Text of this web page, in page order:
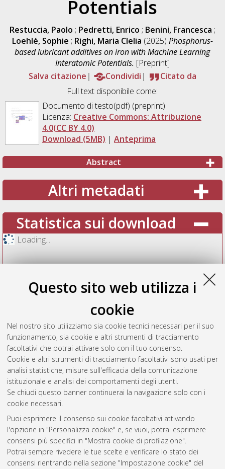
Questo sito web utilizza i
cookie
Nel nostro sito utilizziamo sia cookie tecnici necessari per il suo
funzionamento, sia cookie e altri strumenti di tracciamento
facoltativi che potrai attivare solo con il tuo consenso.
Cookie e altri strumenti di tracciamento facoltativi sono usati per
analisi statistiche, misure sull'efficacia della comunicazione
istituzionale e analisi dei comportamenti degli utenti.
Se chiudi questo banner continuerai la navigazione solo con i
cookie necessari.
Puoi esprimere il consenso sui cookie facoltativi attivando
l'opzione in "Personalizza cookie" e, se vuoi, potrai esprimere
consensi più specifici in "Mostra cookie di profilazione".
Potrai sempre rivedere le tue scelte e verificare lo stato dei
consensi rientrando nella sezione "Impostazione cookie" del
Potentials
Restuccia, Paolo ; Pedretti, Enrico ; Benini, Francesca ;
Loehlé, Sophie ; Righi, Maria Clelia (2025) Phosphorus-
based lubricant additives on iron with Machine Learning
Interatomic Potentials. [Preprint]
Salva citazione
Condividi
Citato da
Full text disponibile come:
Documento di testo(pdf) (preprint)
Licenza: Creative Commons: Attribuzione
4.0(CC BY 4.0)
Download (5MB) | Anteprima
Abstract
Altri metadati
Statistica sui download
Loading...
Vedi altre statistiche
Gestione del documento:
Atom
Rss
AMS Acta
ISSN: 2038-7954
re3data.org -
doi.org/10.17616/R3P19R